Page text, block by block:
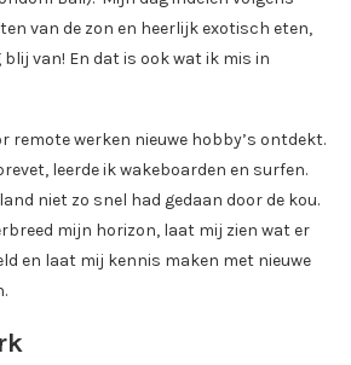
van de zon en heerlijk exotisch eten,
van! En dat is ook wat ik mis in
remote werken nieuwe hobby’s ontdekt.
leerde ik wakeboarden en surfen.
niet zo snel had gedaan door de kou.
mijn horizon, laat mij zien wat er
en laat mij kennis maken met nieuwe